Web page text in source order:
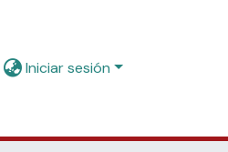
Iniciar sesión